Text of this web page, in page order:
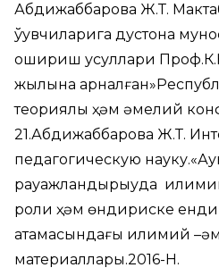
Абдижаббарова Ж.Т.
ўқувчиларига дустона
ошириш усуллари
жылына
теориялық ҳәм әмелий
21.Абдижаббарова Ж.Т.
педагогическую
рауажландырыуда
роли ҳәм өндириске
атамасындағы илимий
материаллары.2016-Н.